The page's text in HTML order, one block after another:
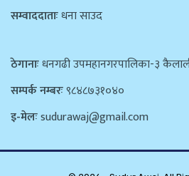
सम्वाददाताःधना साउद
ठेगानाःधनगढी उपमहानगरपालिका-३
सम्पर्क नम्बरः९८४८७३१०४०
इ-मेलःsudurawaj@gmail.com